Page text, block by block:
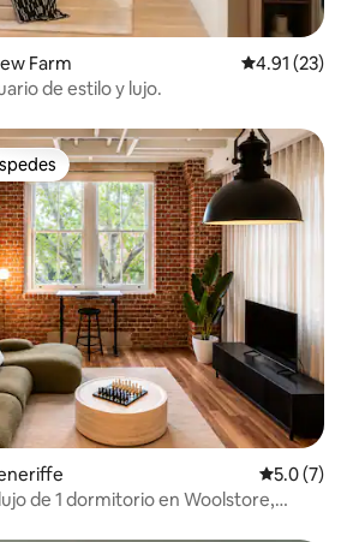
Farm Calificación
4.91 (23)
de estilo y lujo.
5.0 (7)
de 1 dormitorio en Woolstore,